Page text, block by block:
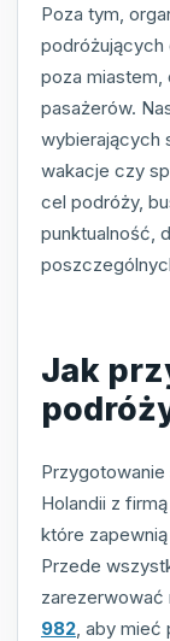
Poza tym,
podróżujących
poza miastem,
pasażerów.
wybierających
wakacje czy
cel podróży,
punktualność,
Jak
Holandii z
które
Przede
zarezerwować
982 , aby